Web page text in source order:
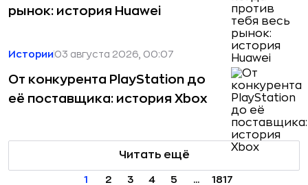
рынок: история Huawei
Истории 03 августа 2026, 00:07
От конкурента PlayStation до
её поставщика: история Xbox
Читать ещё
1 2 3 4 5 ... 1817